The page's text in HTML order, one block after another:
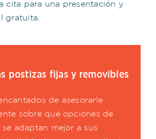
cita para una presentación y
gratuita.
postizas fijas y removibles
de asesorarle
sobre qué opciones de
adaptan mejor a sus